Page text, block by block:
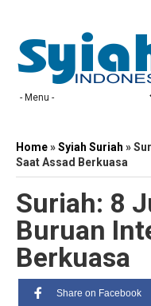
Home»Syiah Suriah »
Saat Assad Berkuasa
Suriah: 8
Buruan
Berkuasa
Share on Facebook